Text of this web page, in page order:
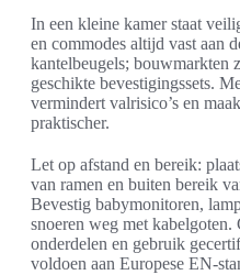
In een kleine kamer staat
en commodes altijd vast aan
kantelbeugels; bouwmarkten
geschikte bevestigingssets.
vermindert valrisico’s en
praktischer.
Let op afstand en bereik:
van ramen en buiten bereik
Bevestig babymonitoren,
snoeren weg met
onderdelen en gebruik
voldoen aan Europese EN-